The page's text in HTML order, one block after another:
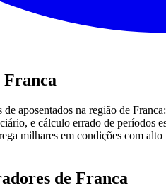
Franca
aposentados na região de
e cálculo errado de períodos
milhares em condições com
de Franca